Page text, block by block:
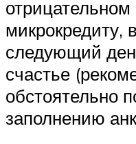
микрокредиту,
следующий
счастье
обстоятельно
заполнению